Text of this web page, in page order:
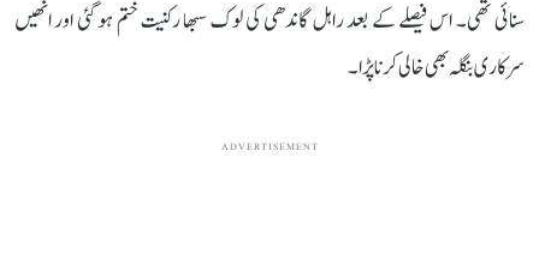
سنائی تھی۔ اس فیصلے کے بعد راہل گاندھی کی لوک سبھا رکنیت ختم ہو گئی اور انھیں
سرکاری بنگلہ بھی خالی کرنا پڑا۔
ADVERTISEMENT